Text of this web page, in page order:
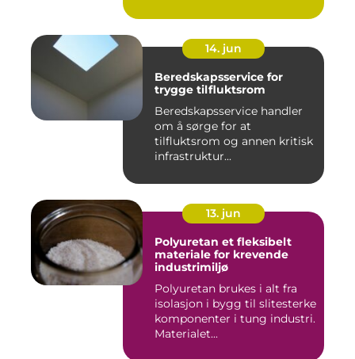
14. jun
Beredskapsservice for
trygge tilfluktsrom
Beredskapsservice handler
om å sørge for at
tilfluktsrom og annen kritisk
infrastruktur...
13. jun
Polyuretan et fleksibelt
materiale for krevende
industrimiljø
Polyuretan brukes i alt fra
isolasjon i bygg til slitesterke
komponenter i tung industri.
Materialet...